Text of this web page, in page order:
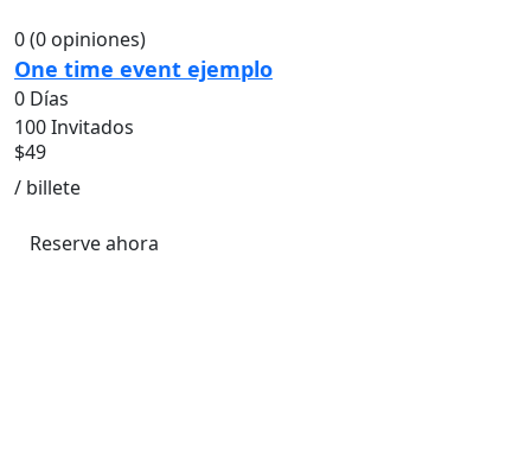
0(0 opiniones)
One time event ejemplo
0 Días
100 Invitados
$49
/ billete
Reserve ahora